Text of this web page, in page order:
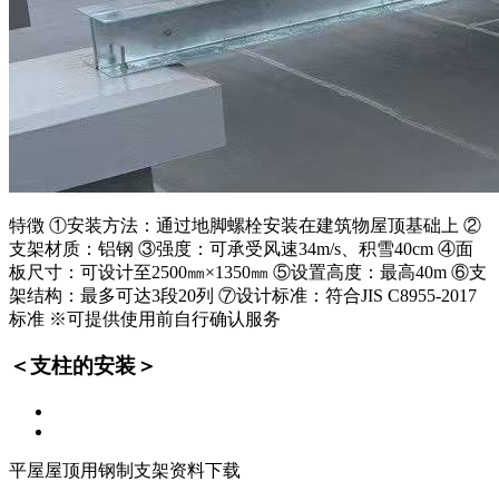
特徴 ①安装方法：通过地脚螺栓安装在建筑物屋顶基础上 ②
支架材质：铝钢 ③强度：可承受风速34m/s、积雪40cm ④面
板尺寸：可设计至2500㎜×1350㎜ ⑤设置高度：最高40m ⑥支
架结构：最多可达3段20列 ⑦设计标准：符合JIS C8955-2017
标准 ※可提供使用前自行确认服务
＜支柱的安装＞
平屋屋顶用钢制支架资料下载